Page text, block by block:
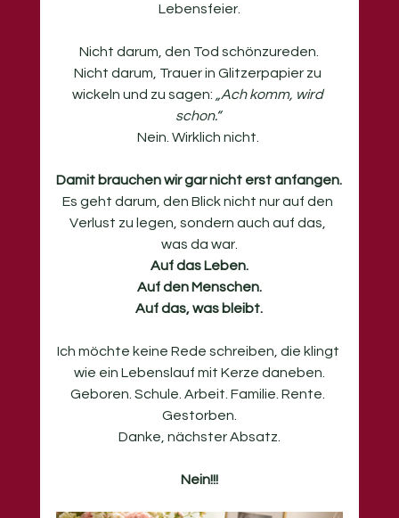
Lebensfeier.
Nicht darum, den Tod schönzureden.
Nicht darum, Trauer in Glitzerpapier zu
wickeln und zu sagen: „Ach komm, wird
schon.“
Nein. Wirklich nicht.
Damit brauchen wir gar nicht erst anfangen.
Es geht darum, den Blick nicht nur auf den
Verlust zu legen, sondern auch auf das,
was da war.
Auf das Leben.
Auf den Menschen.
Auf das, was bleibt.
Ich möchte keine Rede schreiben, die klingt
wie ein Lebenslauf mit Kerze daneben.
Geboren. Schule. Arbeit. Familie. Rente.
Gestorben.
Danke, nächster Absatz.
Nein!!!